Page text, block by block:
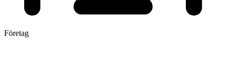
Företag